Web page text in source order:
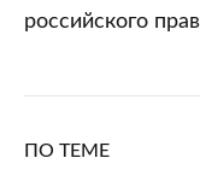
российского
ПО ТЕМЕ